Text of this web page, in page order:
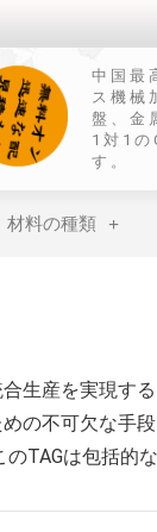
中国最
ス機械
盤、金
1対1の
す。
材料の種類
生産を実現す
の不可欠な手
TAGは包括的